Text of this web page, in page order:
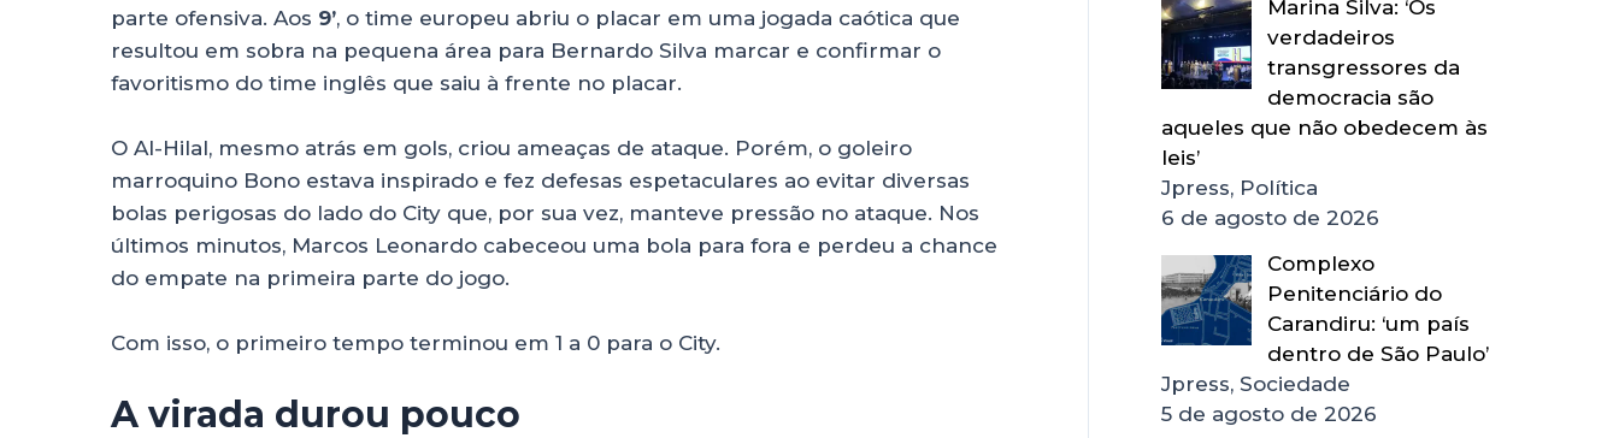
parte ofensiva. Aos 9’, o time europeu abriu o placar em uma jogada caótica que
resultou em sobra na pequena área para Bernardo Silva marcar e confirmar o
favoritismo do time inglês que saiu à frente no placar.
O Al-Hilal, mesmo atrás em gols, criou ameaças de ataque. Porém, o goleiro
marroquino Bono estava inspirado e fez defesas espetaculares ao evitar diversas
bolas perigosas do lado do City que, por sua vez, manteve pressão no ataque. Nos
últimos minutos, Marcos Leonardo cabeceou uma bola para fora e perdeu a chance
do empate na primeira parte do jogo.
Com isso, o primeiro tempo terminou em 1 a 0 para o City.
A virada durou pouco
Marina Silva: ‘Os
verdadeiros
transgressores da
democracia são
aqueles que não obedecem às
leis’
Jpress, Política
6 de agosto de 2026
Complexo
Penitenciário do
Carandiru: ‘um país
dentro de São Paulo’
Jpress, Sociedade
5 de agosto de 2026